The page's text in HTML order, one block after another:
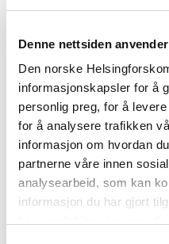
Denne nettsiden
Den norske
informasjonskapsler for å
personlig preg, for å
for å analysere trafikken
informasjon om hvordan
partnerne våre innen
analysearbeid, som kan
informasjon du har gjort
Uttalelse fra
mars 20, 2002